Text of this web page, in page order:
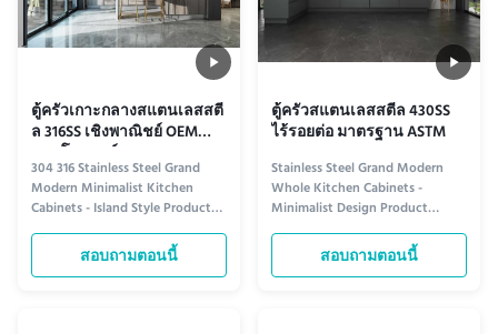
ตู้ครัวเกาะกลางสแตนเลสสตี
ล 316SS เชิงพาณิชย์ OEM
แบบโมดูลาร์
304 316 Stainless Steel Grand
Modern Minimalist Kitchen
Cabinets - Island Style Product
information Sleek Durability
Crafted from premium 304/316
stainless steel, these kitchen
สอบถามตอนนี้
ตู้ครัวสแตนเลสสตีล 430SS
ไร้รอยต่อ มาตรฐาน ASTM
Stainless Steel Grand Modern
Whole Kitchen Cabinets -
Minimalist Design Product
information Elegant Design
Crafted with premium stainless
steel, our Grand Modern Kitchen
สอบถามตอนนี้